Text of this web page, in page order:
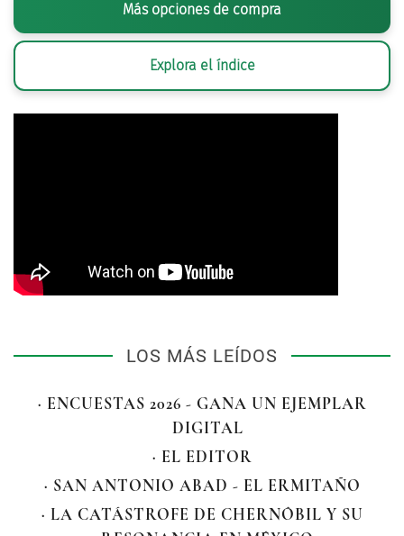
Más opciones de compra
Explora el índice
LOS MÁS LEÍDOS
· ENCUESTAS 2026 - GANA UN EJEMPLAR
DIGITAL
· EL EDITOR
· SAN ANTONIO ABAD - EL ERMITAÑO
· LA CATÁSTROFE DE CHERNÓBIL Y SU